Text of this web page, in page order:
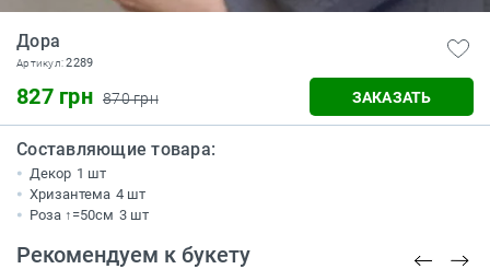
Дора
Артикул:2289
827 грн 870 грн ЗАКАЗАТЬ
Составляющие товара:
Декор 1 шт
Хризантема 4 шт
Роза ↑=50см 3 шт
Рекомендуем к букету